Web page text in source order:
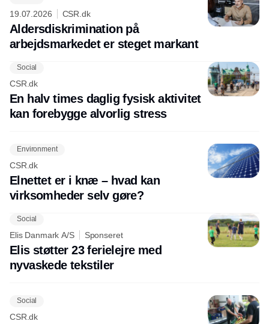
19.07.2026 CSR.dk
Aldersdiskrimination på
arbejdsmarkedet er steget markant
Social
CSR.dk
En halv times daglig fysisk aktivitet
kan forebygge alvorlig stress
Environment
CSR.dk
Elnettet er i knæ – hvad kan
virksomheder selv gøre?
Social
Elis Danmark A/S Sponseret
Elis støtter 23 ferielejre med
nyvaskede tekstiler
Social
CSR.dk